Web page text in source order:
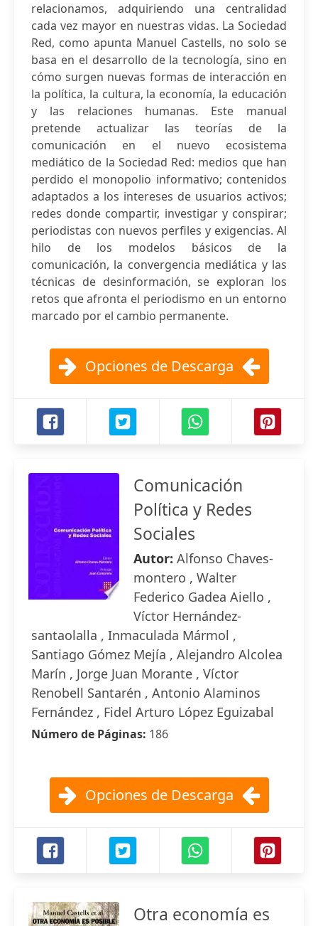
relacionamos, adquiriendo una centralidad
cada vez mayor en nuestras vidas. La Sociedad
Red, como apunta Manuel Castells, no solo se
basa en el desarrollo de la tecnología, sino en
cómo surgen nuevas formas de interacción en
la política, la cultura, la economía, la educación
y las relaciones humanas. Este manual
pretende actualizar las teorías de la
comunicación en el nuevo ecosistema
mediático de la Sociedad Red: medios que han
perdido el monopolio informativo; contenidos
adaptados a los intereses de usuarios activos;
redes donde compartir, investigar y conspirar;
periodistas con nuevos perfiles y exigencias. Al
hilo de los modelos básicos de la
comunicación, la convergencia mediática y las
técnicas de desinformación, se exploran los
retos que afronta el periodismo en un entorno
marcado por el cambio permanente.
Opciones de Descarga
Comunicación
Política y Redes
Sociales
Autor: Alfonso Chaves-
montero , Walter
Federico Gadea Aiello ,
Víctor Hernández-
santaolalla , Inmaculada Mármol ,
Santiago Gómez Mejía , Alejandro Alcolea
Marín , Jorge Juan Morante , Víctor
Renobell Santarén , Antonio Alaminos
Fernández , Fidel Arturo López Eguizabal
Número de Páginas: 186
Opciones de Descarga
Otra economía es